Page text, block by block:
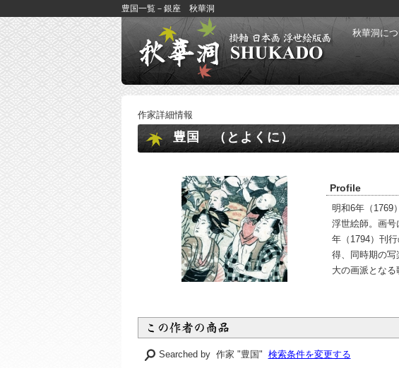
豊国一覧－銀座 秋華洞
秋華洞に
作家詳細情報
豊国 （とよくに）
Profile
明和6年（1769
浮世絵師。画
年（1794）刊
得、同時期の写
大の画派となる
Searched by 作家 "豊国" 検索条件を変更する